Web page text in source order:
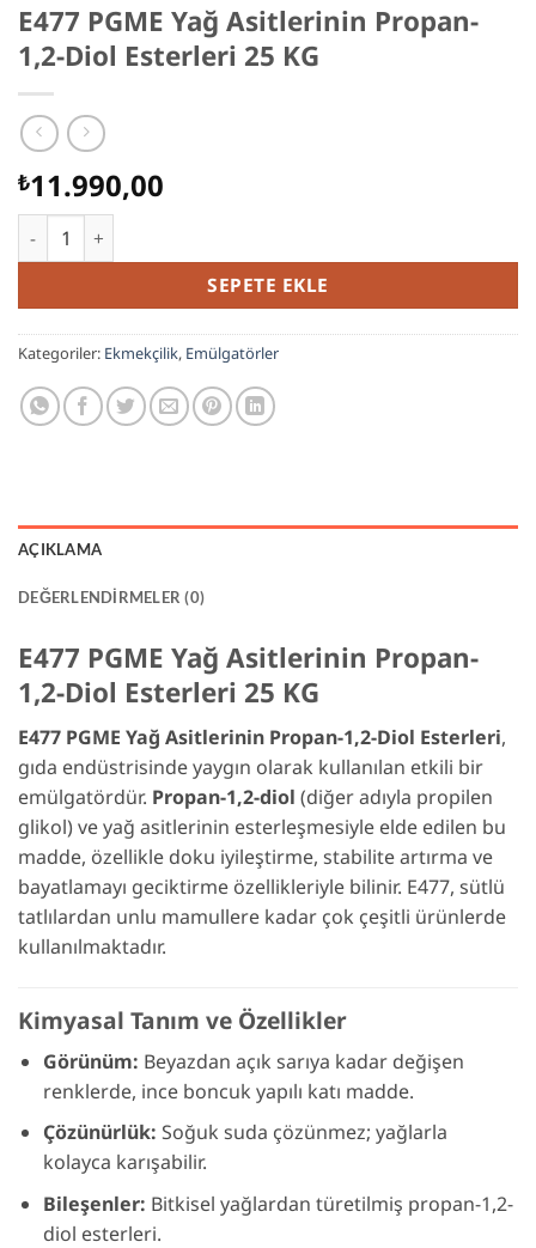
E477 PGME Yağ Asitlerinin Propan-
1,2-Diol Esterleri 25 KG
₺11.990,00
E477 PGME Yağ Asitlerinin Propan-1,2-Diol Esterleri 25 KG
SEPETE EKLE
Kategoriler: Ekmekçilik, Emülgatörler
AÇIKLAMA
DEĞERLENDIRMELER (0)
E477 PGME Yağ Asitlerinin Propan-
1,2-Diol Esterleri 25 KG
E477 PGME Yağ Asitlerinin Propan-1,2-Diol Esterleri,
gıda endüstrisinde yaygın olarak kullanılan etkili bir
emülgatördür. Propan-1,2-diol (diğer adıyla propilen
glikol) ve yağ asitlerinin esterleşmesiyle elde edilen bu
madde, özellikle doku iyileştirme, stabilite artırma ve
bayatlamayı geciktirme özellikleriyle bilinir. E477, sütlü
tatlılardan unlu mamullere kadar çok çeşitli ürünlerde
kullanılmaktadır.
Kimyasal Tanım ve Özellikler
Görünüm: Beyazdan açık sarıya kadar değişen
renklerde, ince boncuk yapılı katı madde.
Çözünürlük: Soğuk suda çözünmez; yağlarla
kolayca karışabilir.
Bileşenler: Bitkisel yağlardan türetilmiş propan-1,2-
diol esterleri.